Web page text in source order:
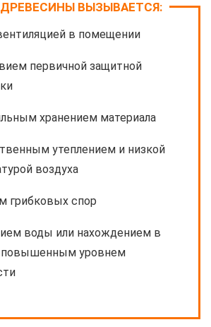
ВЫЗЫВАЕТСЯ:
в помещении
первичной защитной
хранением материала
утеплением и низкой
воздуха
грибковых спор
воды или нахождением в
повышенным уровнем